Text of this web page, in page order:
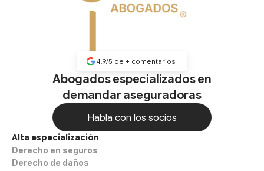
4.9/5 de + comentarios
Abogados especializados en
demandar aseguradoras
Habla con los socios
Habla con los socios
Alta especialización
Derecho en seguros
Derecho de daños